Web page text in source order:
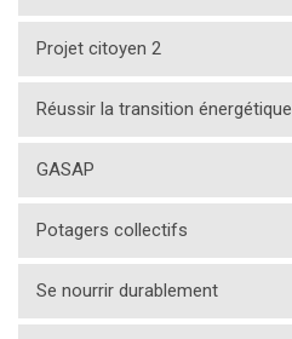
Projet citoyen 2
Réussir la transition énergétique
GASAP
Potagers collectifs
Se nourrir durablement